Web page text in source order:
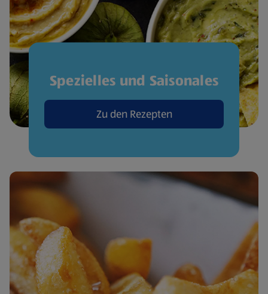
Spezielles und Saisonales
Zu den Rezepten